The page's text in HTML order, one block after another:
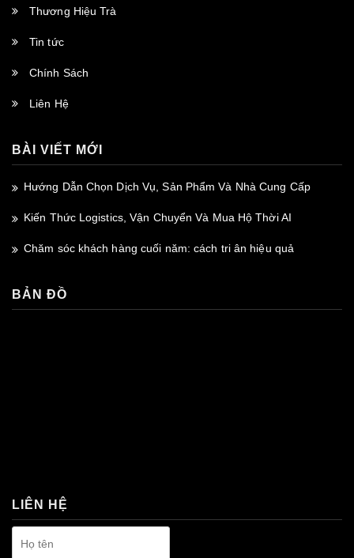
Thương Hiệu Trà
Tin tức
Chính Sách
Liên Hệ
BÀI VIẾT MỚI
Hướng Dẫn Chọn Dịch Vụ, Sản Phẩm Và Nhà Cung Cấp
Kiến Thức Logistics, Vận Chuyển Và Mua Hộ Thời AI
Chăm sóc khách hàng cuối năm: cách tri ân hiệu quả
BẢN ĐỒ
LIÊN HỆ